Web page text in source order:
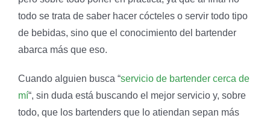
todo se trata de saber hacer cócteles o servir todo tipo
de bebidas, sino que el conocimiento del bartender
abarca más que eso.
Cuando alguien busca “servicio de bartender cerca de
mí“, sin duda está buscando el mejor servicio y, sobre
todo, que los bartenders que lo atiendan sepan más